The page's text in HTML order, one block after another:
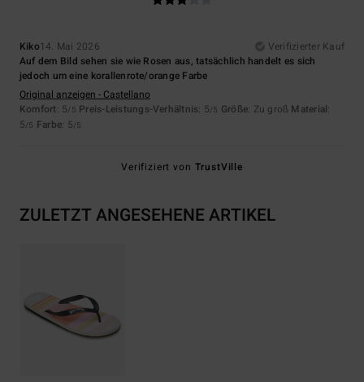
Kiko14. Mai 2026
Verifizierter Kauf
Auf dem Bild sehen sie wie Rosen aus, tatsächlich handelt es sich
jedoch um eine korallenrote/orange Farbe
Original anzeigen - Castellano
Komfort: 5/5 Preis-Leistungs-Verhältnis: 5/5 Größe: Zu groß Material:
5/5 Farbe: 5/5
Verifiziert von TrustVille
ZULETZT ANGESEHENE ARTIKEL